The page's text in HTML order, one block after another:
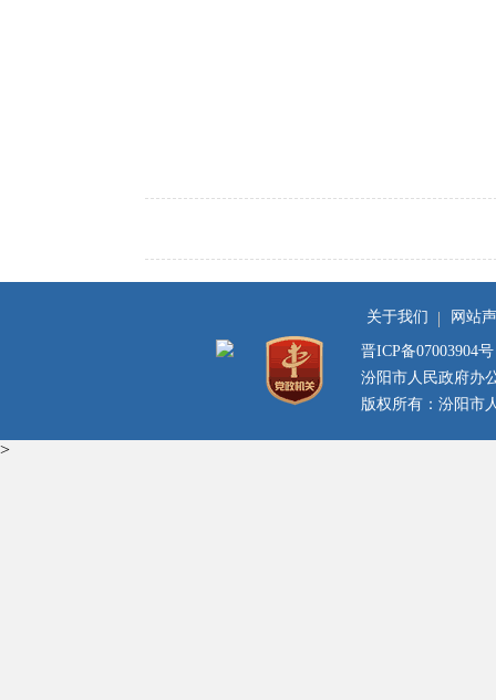
关于我们 网站
晋ICP备07003904号
汾阳市人民政府办
版权所有：汾阳市
>